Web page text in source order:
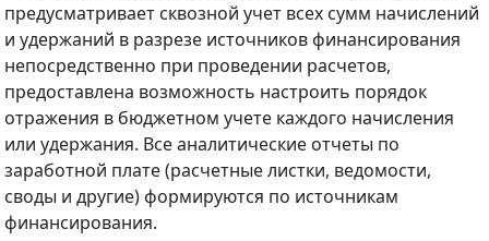
предусматривает сквозной учет всех сумм начислений
и удержаний в разрезе источников финансирования
непосредственно при проведении расчетов,
предоставлена возможность настроить порядок
отражения в бюджетном учете каждого начисления
или удержания. Все аналитические отчеты по
заработной плате (расчетные листки, ведомости,
своды и другие) формируются по источникам
финансирования.